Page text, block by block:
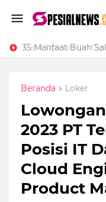
Beranda Loker
2023 PT
Posisi IT
Cloud
Product